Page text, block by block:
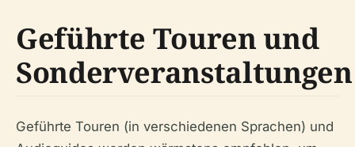
Geführte Touren und
Sonderveranstaltungen
Geführte Touren (in verschiedenen Sprachen) und